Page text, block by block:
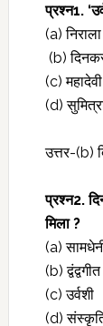
प्रश्‍न1.
(a)
(b)
(c) महादेवी
(d)
उत्तर-(b)
प्रश्‍न2.
मिला ?
(a)
(b) द्वंद्वगीत
(c) उर्वशी
(d)